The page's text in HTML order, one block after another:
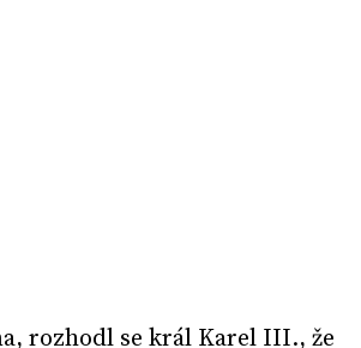
rozhodl se král Karel III., že